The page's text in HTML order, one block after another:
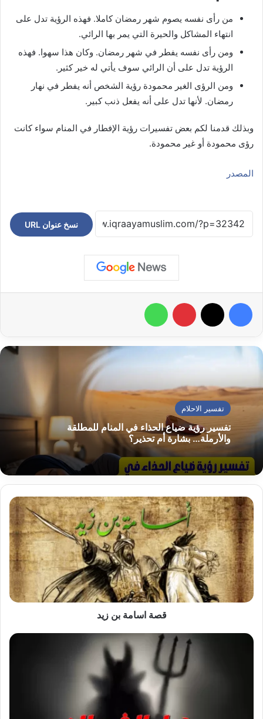
من رأى نفسه يصوم شهر رمضان كاملا. فهذه الرؤية تدل على
انتهاء المشاكل والحيرة التي يمر بها الرائي.
ومن رأى نفسه يفطر في شهر رمضان. وكان هذا سهوا. فهذه
الرؤية تدل على أن الرائي سوف يأتي له خير كثير.
ومن الرؤى الغير محمودة رؤية الشخص أنه يفطر في نهار
رمضان. لأنها تدل على أنه يفعل ذنب كبير.
وبذلك قدمنا لكم بعض تفسيرات رؤية الإفطار في المنام سواء كانت
رؤى محمودة أو غير محمودة.
المصدر
نسخ عنوان URL
فيسبوك بينتيريست
تفسير الاحلام
تفسير رؤية ضياع الحذاء في المنام للمطلقة
والأرملة… بشارة أم تحذير؟
قصة
اسامة
بن
زيد
قصة اسامة بن زيد
هل